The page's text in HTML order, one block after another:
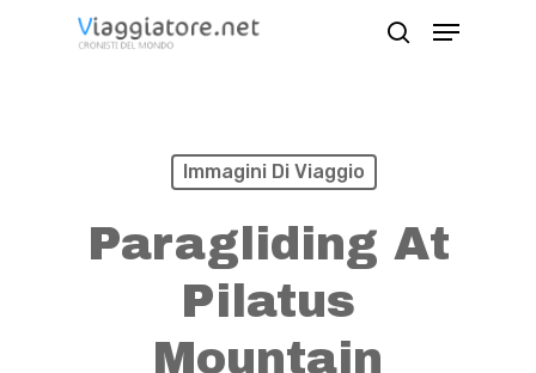
Menu
Immagini Di Viaggio
Paragliding At
Pilatus
Mountain